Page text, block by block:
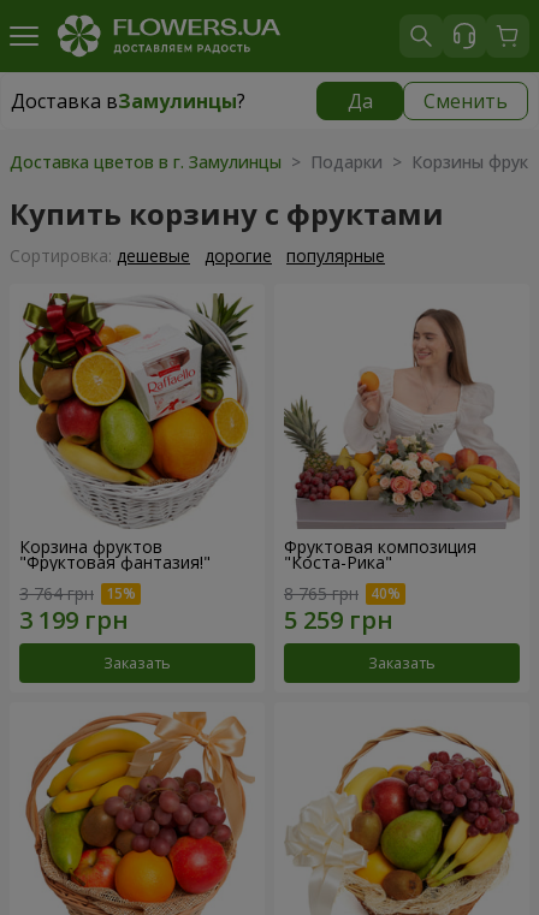
Доставка вЗамулинцы? Да Сменить
Доставка вЗамулинцы|
Доставка цветов в г. Замулинцы > Подарки > Корзины
Купить корзину с фруктами
Cортировка: дешевые дорогие популярные
Корзина фруктов
"Фруктовая фантазия!"
3 764 грн
Заказать
Фруктовая композиция
"Коста-Рика"
8 765 грн
Заказать